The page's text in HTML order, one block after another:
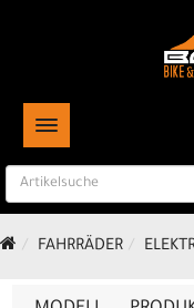
TOGGLE NAVIGATION
FAHRRÄDER